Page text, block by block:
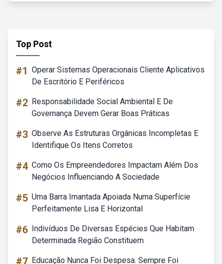
Top Post
#1 Operar Sistemas Operacionais Cliente Aplicativos
De Escritório E Periféricos
#2 Responsabilidade Social Ambiental E De
Governança Devem Gerar Boas Práticas
#3 Observe As Estruturas Orgânicas Incompletas E
Identifique Os Itens Corretos
#4 Como Os Empreendedores Impactam Além Dos
Negócios Influenciando A Sociedade
#5 Uma Barra Imantada Apoiada Numa Superfície
Perfeitamente Lisa E Horizontal
#6 Indivíduos De Diversas Espécies Que Habitam
Determinada Região Constituem
#7 Educação Nunca Foi Despesa. Sempre Foi